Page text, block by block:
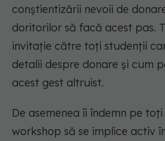
conştientizării nevoii de
doritorilor să facă acest pas.
invitație către toţi studenţii
detalii despre donare şi cum
acest gest altruist.
De asemenea îi îndemn pe
workshop să se implice activ